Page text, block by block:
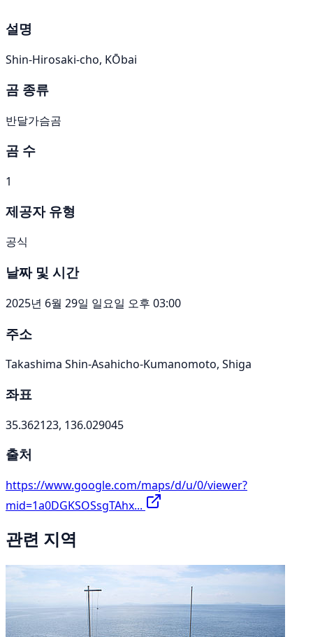
설명
Shin-Hirosaki-cho, KŌbai
곰 종류
반달가슴곰
곰 수
1
제공자 유형
공식
날짜 및 시간
2025년 6월 29일 일요일 오후 03:00
주소
Takashima Shin-Asahicho-Kumanomoto, Shiga
좌표
35.362123, 136.029045
출처
https://www.google.com/maps/d/u/0/viewer?
mid=1a0DGKSOSsgTAhx...
관련 지역